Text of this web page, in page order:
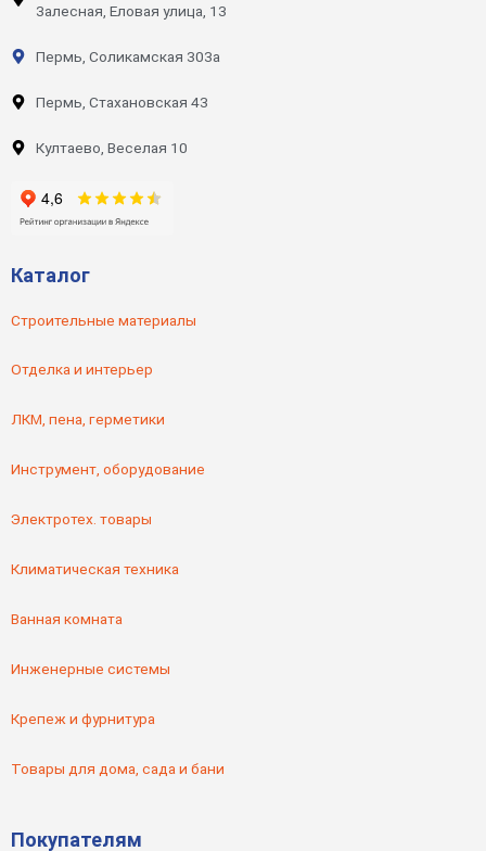
Залесная, Еловая улица, 13
Пермь, Соликамская 303а
Пермь, Стахановская 43
Култаево, Веселая 10
Каталог
Строительные материалы
Отделка и интерьер
ЛКМ, пена, герметики
Инструмент, оборудование
Электротех. товары
Климатическая техника
Ванная комната
Инженерные системы
Крепеж и фурнитура
Товары для дома, сада и бани
Покупателям